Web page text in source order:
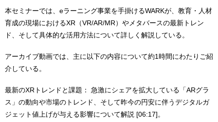
本セミナーでは、eラーニング事業を手掛けるWARKが、教育・人材
育成の現場におけるXR（VR/AR/MR）やメタバースの最新トレン
ド、そして具体的な活用方法について詳しく解説している。
アーカイブ動画では、主に以下の内容について約1時間にわたりご紹
介している。
最新のXRトレンドと課題： 急激にシェアを拡大している「ARグラ
ス」の動向や市場のトレンド、そして昨今の円安に伴うデジタルガ
ジェット値上げが与える影響について解説 [06:17]。